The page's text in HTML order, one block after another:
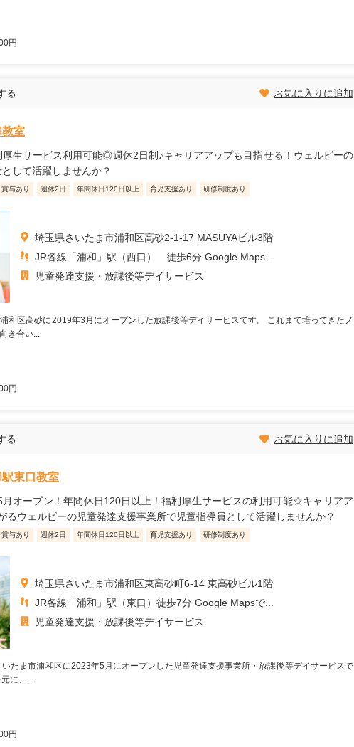
円
る お気に入りに追加
室
厚生サービス利用可能◎週休2日制♪キャリアアップも目指せる！ウェルビーの
して活躍しませんか？
与あり 週休2日 年間休日120日以上 育児支援あり 研修制度あり
埼玉県さいたま市浦和区高砂2-1-17 MASUYAビル3階
JR各線「浦和」駅（西口） 徒歩6分 Google Maps...
児童発達支援・放課後等デイサービス
和区高砂に2019年3月にオープンした放課後等デイサービスです。 これまで培ってきたノ
き合い...
円
る お気に入りに追加
東口教室
月オープン！年間休日120日以上！福利厚生サービスの利用可能☆キャリアア
るウェルビーの児童発達支援事業所で児童指導員として活躍しませんか？
与あり 週休2日 年間休日120日以上 育児支援あり 研修制度あり
埼玉県さいたま市浦和区東高砂町6-14 東高砂ビル1階
JR各線「浦和」駅（東口）徒歩7分 Google Mapsで...
児童発達支援・放課後等デイサービス
いたま市浦和区に2023年5月にオープンした児童発達支援事業所・放課後等デイサービスで
に、...
円